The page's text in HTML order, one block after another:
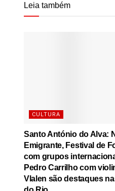
Leia também
CULTURA
Santo António do Alva:
Emigrante, Festival de
com grupos
Pedro Carrilho com
Vlalen são destaques